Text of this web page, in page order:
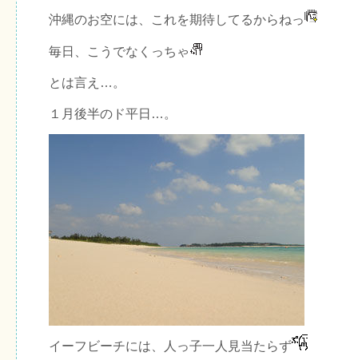
沖縄のお空には、これを期待してるからねっ
毎日、こうでなくっちゃ
とは言え…。
１月後半のド平日…。
イーフビーチには、人っ子一人見当たらず